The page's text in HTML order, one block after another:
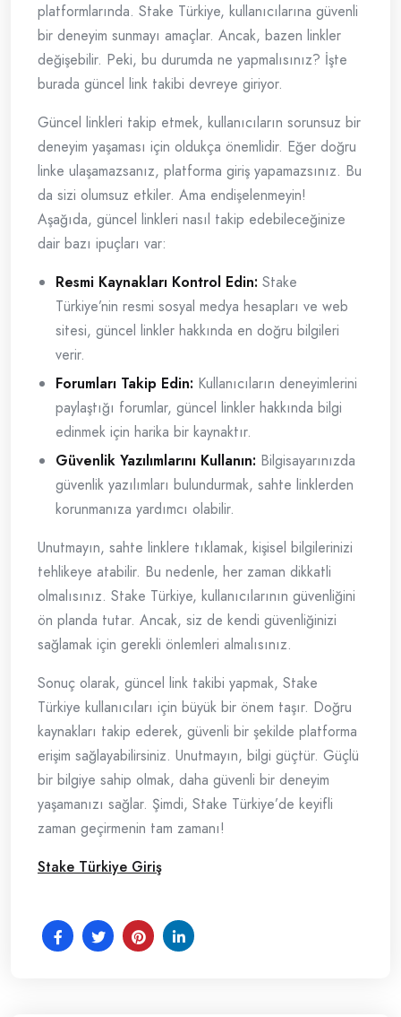
platformlarında. Stake Türkiye, kullanıcılarına güvenli
bir deneyim sunmayı amaçlar. Ancak, bazen linkler
değişebilir. Peki, bu durumda ne yapmalısınız? İşte
burada güncel link takibi devreye giriyor.
Güncel linkleri takip etmek, kullanıcıların sorunsuz bir
deneyim yaşaması için oldukça önemlidir. Eğer doğru
linke ulaşamazsanız, platforma giriş yapamazsınız. Bu
da sizi olumsuz etkiler. Ama endişelenmeyin!
Aşağıda, güncel linkleri nasıl takip edebileceğinize
dair bazı ipuçları var:
Resmi Kaynakları Kontrol Edin: Stake
Türkiye’nin resmi sosyal medya hesapları ve web
sitesi, güncel linkler hakkında en doğru bilgileri
verir.
Forumları Takip Edin: Kullanıcıların deneyimlerini
paylaştığı forumlar, güncel linkler hakkında bilgi
edinmek için harika bir kaynaktır.
Güvenlik Yazılımlarını Kullanın: Bilgisayarınızda
güvenlik yazılımları bulundurmak, sahte linklerden
korunmanıza yardımcı olabilir.
Unutmayın, sahte linklere tıklamak, kişisel bilgilerinizi
tehlikeye atabilir. Bu nedenle, her zaman dikkatli
olmalısınız. Stake Türkiye, kullanıcılarının güvenliğini
ön planda tutar. Ancak, siz de kendi güvenliğinizi
sağlamak için gerekli önlemleri almalısınız.
Sonuç olarak, güncel link takibi yapmak, Stake
Türkiye kullanıcıları için büyük bir önem taşır. Doğru
kaynakları takip ederek, güvenli bir şekilde platforma
erişim sağlayabilirsiniz. Unutmayın, bilgi güçtür. Güçlü
bir bilgiye sahip olmak, daha güvenli bir deneyim
yaşamanızı sağlar. Şimdi, Stake Türkiye’de keyifli
zaman geçirmenin tam zamanı!
Stake Türkiye Giriş